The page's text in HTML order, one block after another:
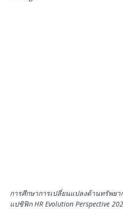
การศึกษาการเปลี่ยนแปลงด้านทรัพย
แปซิฟิกHR Evolution Perspective